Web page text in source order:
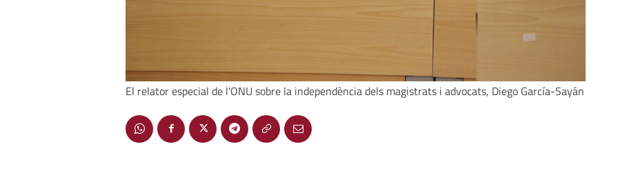
El relator especial de l'ONU sobre la independència dels magistrats i advocats, Diego García-Sayán